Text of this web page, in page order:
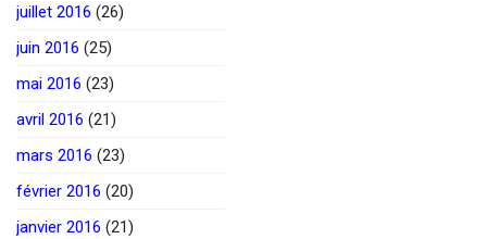
juillet 2016 (26)
juin 2016 (25)
mai 2016 (23)
avril 2016 (21)
mars 2016 (23)
février 2016 (20)
janvier 2016 (21)